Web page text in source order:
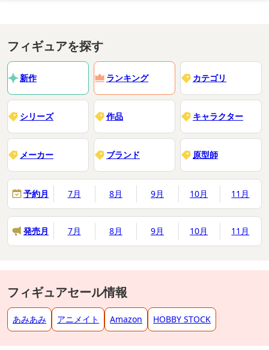
GOODSMILE COMPANY内商品購入ページ
フィギュアを探す
新作 ランキング カテゴリ
シリーズ 作品 キャラクター
メーカー ブランド 原型師
予約月 7月 8月 9月 10月 11月
発売月 7月 8月 9月 10月 11月
フィギュアセール情報
あみあみ アニメイト Amazon HOBBY STOCK